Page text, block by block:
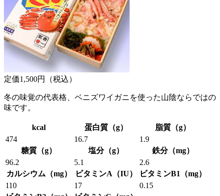
定価1,500円（税込）
冬の味覚の代表格、ベニズワイガニを使った山陰ならではの
味です。
kcal 蛋白質（g）
脂質（g）
474
16.7
1.9
糖質（g）
塩分（g）
鉄分（mg）
96.2
5.1
2.6
カルシウム（mg）
ビタミンA（IU）
ビタミンB1（mg）
110
17
0.15